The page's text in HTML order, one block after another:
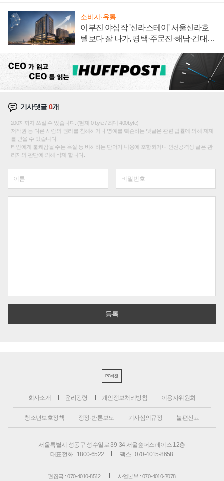
소비자·유통
이부진 야심작 '신라스테이' 서울신라호
텔보다 잘 나가, 평택·주문진·해남·건대로
기사댓글0개
200자까지 쓰실 수 있습니다. (현재 0 byte / 최대 400byte)
저작권 등 다른 사람의 권리를 침해하거나 명예를 훼손하는 댓글은 관련 법률에 의해 제재
를 받을 수 있습니다.
타인에게 불쾌감을 주는 욕설 등 비하하는 단어가 내용에 포함되거나 인신공격성 글은 관
리자의 판단에 의해 삭제 합니다.
PC버전
회사소개 윤리강령 개인정보처리방침 이용자위원회
청소년보호정책 정정·반론보도 기사심의규정 불편신고
서울특별시 성동구 성수일로 39-34 서울숲더스페이스 12층
대표전화 : 1800-6522
팩스 : 070-4015-8658
편집국 : 070-4010-8512 사업본부 : 070-4010-7078